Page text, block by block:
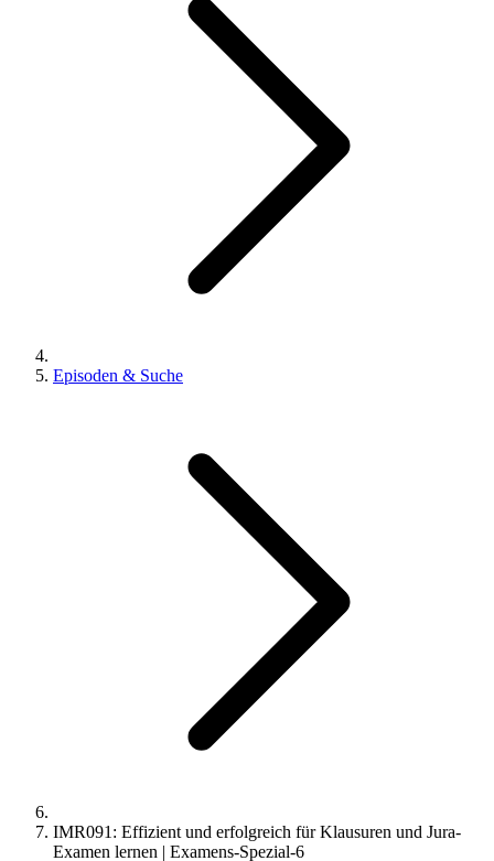
Episoden & Suche
IMR091: Effizient und erfolgreich für Klausuren und Jura-
Examen lernen | Examens-Spezial-6